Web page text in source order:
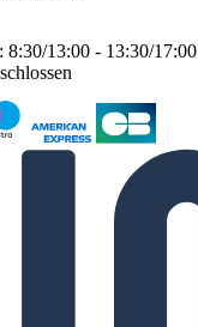
8:30/13:00 - 13:30/17:00